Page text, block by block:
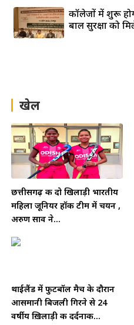
कॉलेजों में शुरू
बाल सुरक्षा को
खेल
छत्तीसगढ़ की दो खिलाड़ी भारतीय
महिला जूनियर हॉकी टीम में चयन ,
अरुण साव ने...
थाईलैंड में फुटबॉल मैच के दौरान
आसमानी बिजली गिरने से 24
वर्षीय ख़िलाड़ी की दर्दनाक...